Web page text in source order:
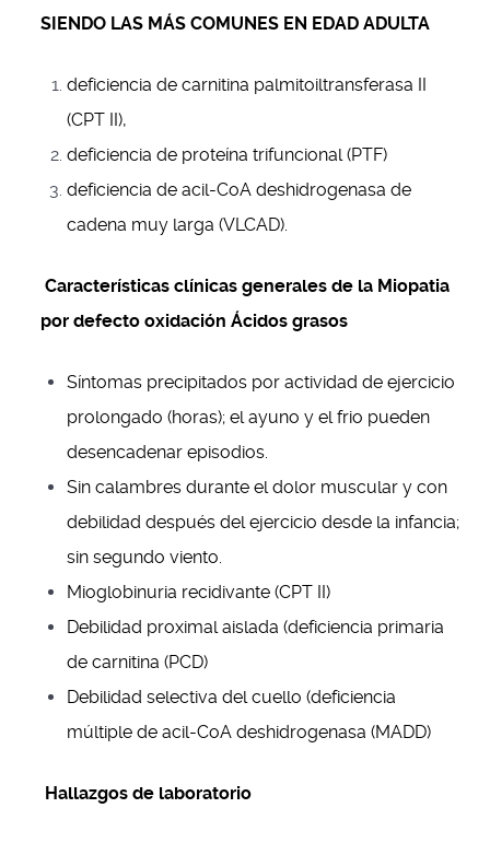
SIENDO LAS MÁS COMUNES EN EDAD ADULTA
deficiencia de carnitina palmitoiltransferasa II
(CPT II),
deficiencia de proteína trifuncional (PTF)
deficiencia de acil-CoA deshidrogenasa de
cadena muy larga (VLCAD).
Características clínicas generales de la Miopatia
por defecto oxidación Ácidos grasos
Síntomas precipitados por actividad de ejercicio
prolongado (horas); el ayuno y el frio pueden
desencadenar episodios.
Sin calambres durante el dolor muscular y con
debilidad después del ejercicio desde la infancia;
sin segundo viento.
Mioglobinuria recidivante (CPT II)
Debilidad proximal aislada (deficiencia primaria
de carnitina (PCD)
Debilidad selectiva del cuello (deficiencia
múltiple de acil-CoA deshidrogenasa (MADD)
Hallazgos de laboratorio